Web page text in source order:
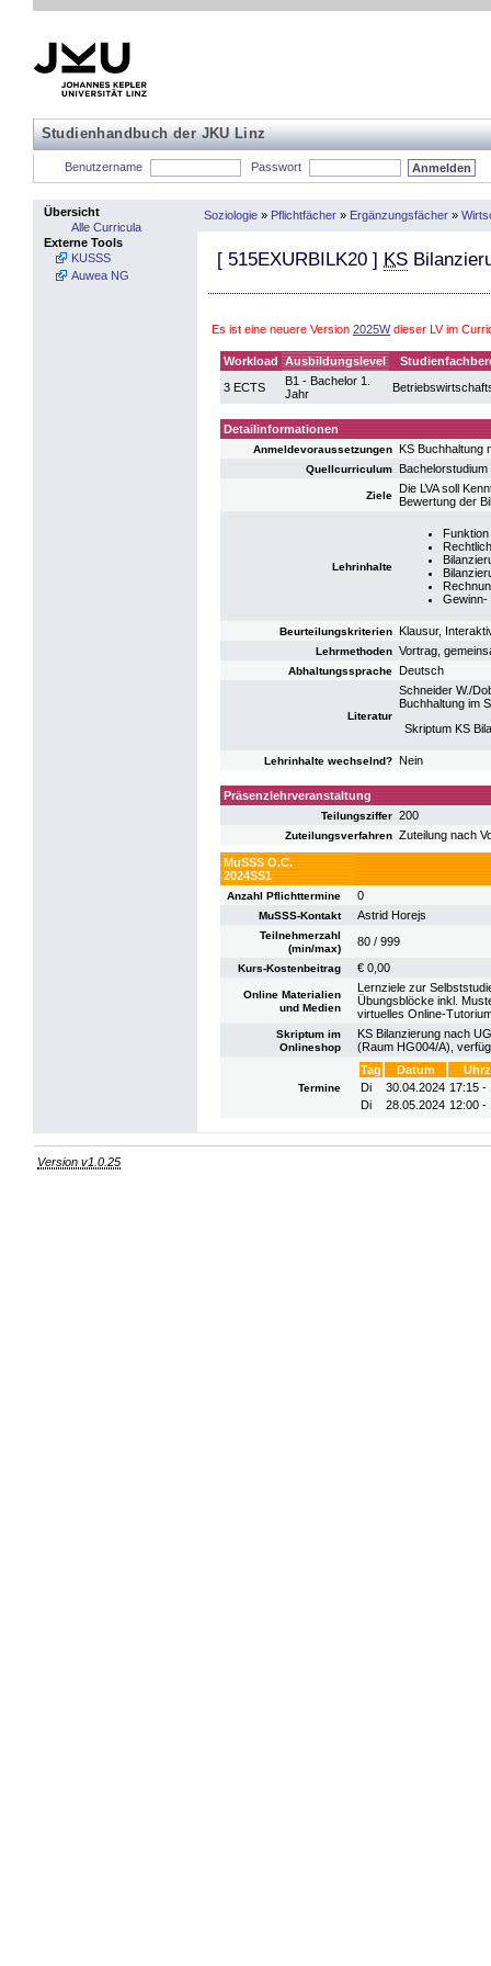
Studienhandbuch der JKU Linz
Benutzername Passwort
Übersicht
Alle Curricula
Externe Tools
KUSSS
Auwea NG
Soziologie » Pflichtfächer » Ergänzungsfächer »
[ 515EXURBILK20 ] KS
Es ist eine neuere Version 2025Wdieser LV im
Workload Ausbildungslevel
3 ECTS
B1 - Bachelor 1.
Jahr
Detailinformationen
Anmeldevoraussetzungen KS Buchhaltung
Quellcurriculum
Ziele
Die LVA soll
Bewertung der
Lehrinhalte
Gewinn-
Beurteilungskriterien Klausur,
Lehrmethoden Vortrag,
Abhaltungssprache Deutsch
Literatur
Schneider W./
Buchhaltung im
Skriptum KS
Lehrinhalte wechselnd? Nein
Präsenzlehrveranstaltung
Teilungsziffer 200
Zuteilungsverfahren Zuteilung nach
MuSSS O.C.
2024SS1
Anzahl Pflichttermine 0
MuSSS-Kontakt Astrid Horejs
Teilnehmerzahl
(min/max)
80 / 999
Kurs-Kostenbeitrag € 0,00
Online Materialien
und Medien
Lernziele zur
Übungsblöcke inkl.
virtuelles Online-
Skriptum im
Onlineshop
KS Bilanzierung nach
(Raum HG004/A),
Termine
Tag Datum
Di
30.04.2024 17:15 -
Di
28.05.2024 12:00 -
Version v1.0.25